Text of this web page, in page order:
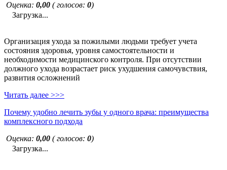
Оценка: 0,00 ( голосов: 0)
Загрузка...
Организация ухода за пожилыми людьми требует учета
состояния здоровья, уровня самостоятельности и
необходимости медицинского контроля. При отсутствии
должного ухода возрастает риск ухудшения самочувствия,
развития осложнений
Читать далее >>>
Почему удобно лечить зубы у одного врача: преимущества
комплексного подхода
Оценка: 0,00 ( голосов: 0)
Загрузка...